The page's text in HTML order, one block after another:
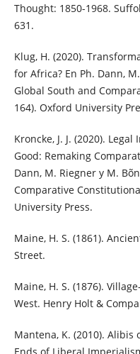
Thought: 1850-1968.
631.
Klug, H. (2020).
for Africa? En Ph. Dann,
Global South and
164). Oxford University
Kroncke, J. J. (2020).
Good: Remaking
Dann, M. Riegner y M.
Comparative
University Press.
Maine, H. S. (1861).
Street.
Maine, H. S. (1876).
West. Henry Holt &
Mantena, K. (2010).
Ends of Liberal